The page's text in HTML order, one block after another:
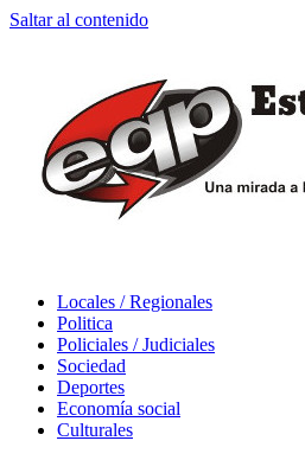
Saltar al contenido
Locales / Regionales
Politica
Policiales / Judiciales
Sociedad
Deportes
Economía social
Culturales